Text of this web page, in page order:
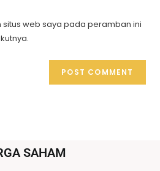
web saya pada peramban ini
SAHAM